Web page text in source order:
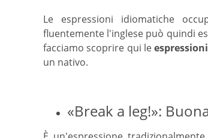
Le espressioni idiomatiche
fluentemente l'inglese può quindi
facciamo scoprire qui le
un nativo.
«Break a leg!»: